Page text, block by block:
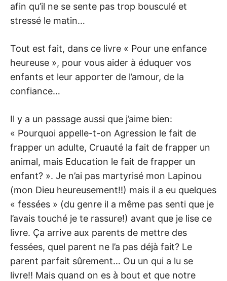
afin qu’il ne se sente pas trop bousculé et
stressé le matin…
Tout est fait, dans ce livre « Pour une enfance
heureuse », pour vous aider à éduquer vos
enfants et leur apporter de l’amour, de la
confiance…
Il y a un passage aussi que j’aime bien:
« Pourquoi appelle-t-on Agression le fait de
frapper un adulte, Cruauté la fait de frapper un
animal, mais Education le fait de frapper un
enfant? ». Je n’ai pas martyrisé mon Lapinou
(mon Dieu heureusement!!) mais il a eu quelques
« fessées » (du genre il a même pas senti que je
l’avais touché je te rassure!) avant que je lise ce
livre. Ça arrive aux parents de mettre des
fessées, quel parent ne l’a pas déjà fait? Le
parent parfait sûrement… Ou un qui a lu se
livre!! Mais quand on es à bout et que notre